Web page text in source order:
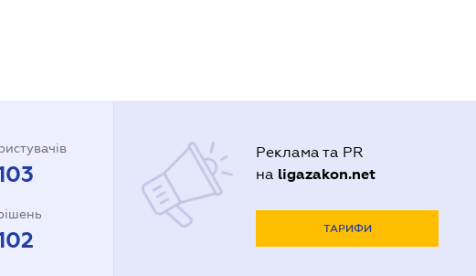
Реклама та PR
на ligazakon.net
ТАРИФИ